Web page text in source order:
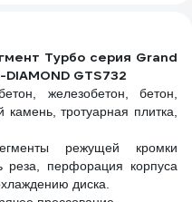
Турбо серия Grand
GTS732
железобетон, бетон,
тротуарная плитка,
режущей кромки
реза, перфорация корпуса
диска.